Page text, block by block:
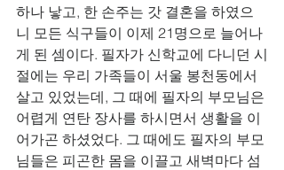
하나 낳고, 한 손주는 갓 결혼을 하였으
니 모든 식구들이 이제 21명으로 늘어나
게 된 셈이다. 필자가 신학교에 다니던 시
절에는 우리 가족들이 서울 봉천동에서
살고 있었는데, 그 때에 필자의 부모님은
어렵게 연탄 장사를 하시면서 생활을 이
어가곤 하셨었다. 그 때에도 필자의 부모
님들은 피곤한 몸을 이끌고 새벽마다 섬